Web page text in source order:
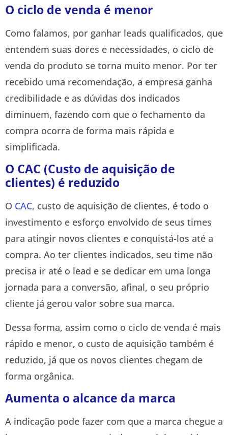
O ciclo de venda é menor
Como falamos, por ganhar leads qualificados, que
entendem suas dores e necessidades, o ciclo de
venda do produto se torna muito menor. Por ter
recebido uma recomendação, a empresa ganha
credibilidade e as dúvidas dos indicados
diminuem, fazendo com que o fechamento da
compra ocorra de forma mais rápida e
simplificada.
O CAC (Custo de aquisição de
clientes) é reduzido
O CAC, custo de aquisição de clientes, é todo o
investimento e esforço envolvido de seus times
para atingir novos clientes e conquistá-los até a
compra. Ao ter clientes indicados, seu time não
precisa ir até o lead e se dedicar em uma longa
jornada para a conversão, afinal, o seu próprio
cliente já gerou valor sobre sua marca.
Dessa forma, assim como o ciclo de venda é mais
rápido e menor, o custo de aquisição também é
reduzido, já que os novos clientes chegam de
forma orgânica.
Aumenta o alcance da marca
A indicação pode fazer com que a marca chegue a